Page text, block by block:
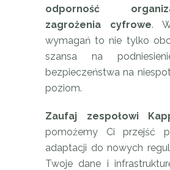
odporność
zagrożenia cyfrowe.
wymagań to nie tylko
szansa na
bezpieczeństwa na
poziom.
Zaufaj zespołowi
pomożemy Ci przejść
adaptacji do nowych
Twoje dane i